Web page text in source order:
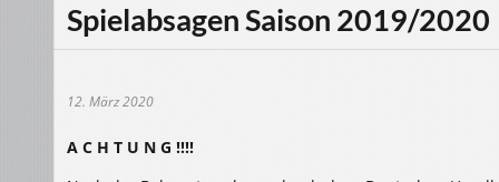
Spielabsagen Saison 2019/2020
12. März 2020
A C H T U N G !!!!